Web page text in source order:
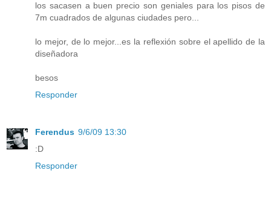
los sacasen a buen precio son geniales para los pisos de
7m cuadrados de algunas ciudades pero...
lo mejor, de lo mejor...es la reflexión sobre el apellido de la
diseñadora
besos
Responder
Ferendus 9/6/09 13:30
:D
Responder